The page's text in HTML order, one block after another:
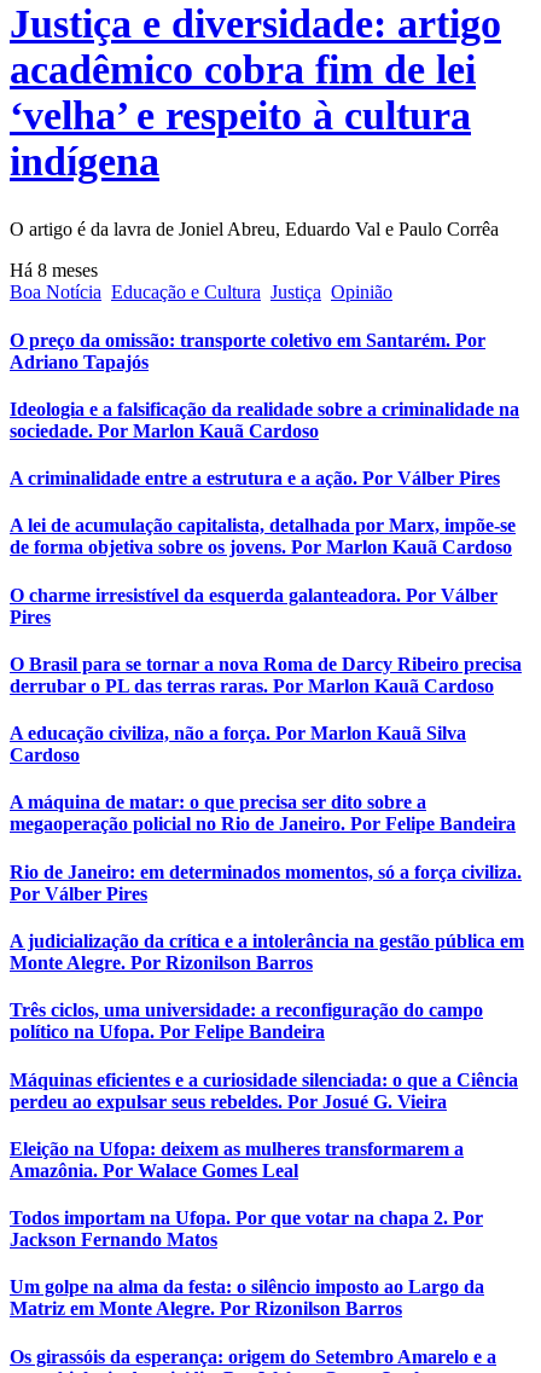
Justiça e diversidade: artigo
acadêmico cobra fim de lei
‘velha’ e respeito à cultura
indígena
O artigo é da lavra de Joniel Abreu, Eduardo Val e Paulo Corrêa
Há 8 meses
Boa Notícia Educação e Cultura Justiça Opinião
O preço da omissão: transporte coletivo em Santarém. Por
Adriano Tapajós
Ideologia e a falsificação da realidade sobre a criminalidade na
sociedade. Por Marlon Kauã Cardoso
A criminalidade entre a estrutura e a ação. Por Válber Pires
A lei de acumulação capitalista, detalhada por Marx, impõe-se
de forma objetiva sobre os jovens. Por Marlon Kauã Cardoso
O charme irresistível da esquerda galanteadora. Por Válber
Pires
O Brasil para se tornar a nova Roma de Darcy Ribeiro precisa
derrubar o PL das terras raras. Por Marlon Kauã Cardoso
A educação civiliza, não a força. Por Marlon Kauã Silva
Cardoso
A máquina de matar: o que precisa ser dito sobre a
megaoperação policial no Rio de Janeiro. Por Felipe Bandeira
Rio de Janeiro: em determinados momentos, só a força civiliza.
Por Válber Pires
A judicialização da crítica e a intolerância na gestão pública em
Monte Alegre. Por Rizonilson Barros
Três ciclos, uma universidade: a reconfiguração do campo
político na Ufopa. Por Felipe Bandeira
Máquinas eficientes e a curiosidade silenciada: o que a Ciência
perdeu ao expulsar seus rebeldes. Por Josué G. Vieira
Eleição na Ufopa: deixem as mulheres transformarem a
Amazônia. Por Walace Gomes Leal
Todos importam na Ufopa. Por que votar na chapa 2. Por
Jackson Fernando Matos
Um golpe na alma da festa: o silêncio imposto ao Largo da
Matriz em Monte Alegre. Por Rizonilson Barros
Os girassóis da esperança: origem do Setembro Amarelo e a